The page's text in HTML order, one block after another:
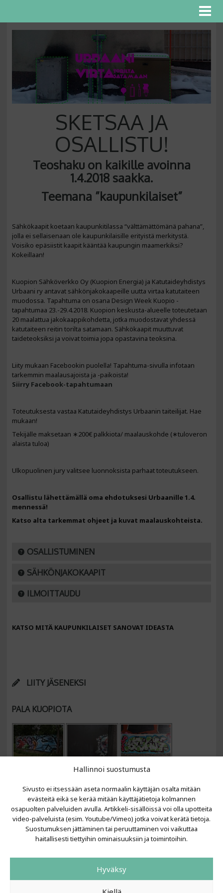
Hallinnoi suostumusta
Sivusto ei itsessään aseta normaalin käyttäjän osalta mitään
evästeitä eikä se kerää mitään käyttäjätietoja kolmannen
osapuolten palveluiden avulla. Artikkeli-sisällöissä voi olla upotteita
video-palveluista (esim. Youtube/Vimeo) jotka voivat kerätä tietoja.
Suostumuksen jättäminen tai peruuttaminen voi vaikuttaa
haitallisesti tiettyihin ominaisuuksiin ja toimintoihin.
Hyväksy
SKETSAA JA
OSALLISTU!
Teoshaku on kaikille avoinna
1.4.2018 saakka.
Teemana ”kaupunkilaiset”
Sähkökaapit koetaan kaupunkitilassa “välttämättömänä pahana”,
jolla ei sellaisenaan ole kaupunkilaisille erityistä merkitystä.
Voisiko epäsiistit kaapit kääntää kaupungin maamerkiksi?
Kokeillaan!
Kuopion Sähköverkko Oy (Kuopion Energia) ja Katutaideyhdistys
Urbaani ry antavat sähkönjakokaapeille uutta virtaa katutaiteen
muodossa. Tapahtuma on osana Design Week Kuopio -
tapahtumaa 23.-29.4.2018. Kuopion keskusta-alueelle toteutetaan
20 maalattua jakokaappikohdetta, jotka muodostavat yhdessä
katutaiteen reitin torilta satamaan. Sähkökaapit muuttuvat
taideteoksiksi ja voivat toimia jopa opastavina teoksina.
Liity mukaan Facebookin puolella! Tapahtuma-sivulla infotaan
tarkemmin maalausajoista ja -paikoista!
Siirry Facebook-tapahtumaan
Toteutuksesta vastaa Katutaideyhdistys Urbaanin taiteilijat. Hae
mukaan!
Tekijälle maksetaan ∗200€ palkkiota/ maalauskohde (∗tuloveron
alaista tuloa)
Ulkopuolinen jury valitsee luonnoksista parhaat toteutukseen.
Osallistu lähettämällä oma ehdotuksesi Urbaanille 1.4.
mennessä!
Katso alta tarkemmat ohjeet ja kuvat maalauskohteista.
OSALLISTUMINEN
SÄHKÖNJAKOKAAPIT
ILMOITTAUDU
KATSO MITÄ KAUPUNKILAISET SANOVAT IDEASTA
LIITY JÄSENEKSI
PALA KUOPIOTA
VIIMEISIMMÄT ARTIKKELIT
LAINIT 2025: Tarhapäivä
Urbaani Zine